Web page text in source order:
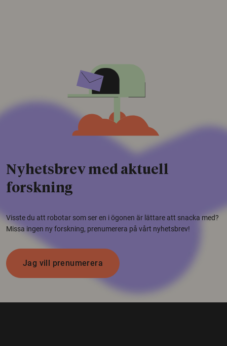
Nyhetsbrev med aktuell
forskning
Visste du att robotar som ser en i ögonen är lättare att snacka med?
Missa ingen ny forskning, prenumerera på vårt nyhetsbrev!
Jag vill prenumerera